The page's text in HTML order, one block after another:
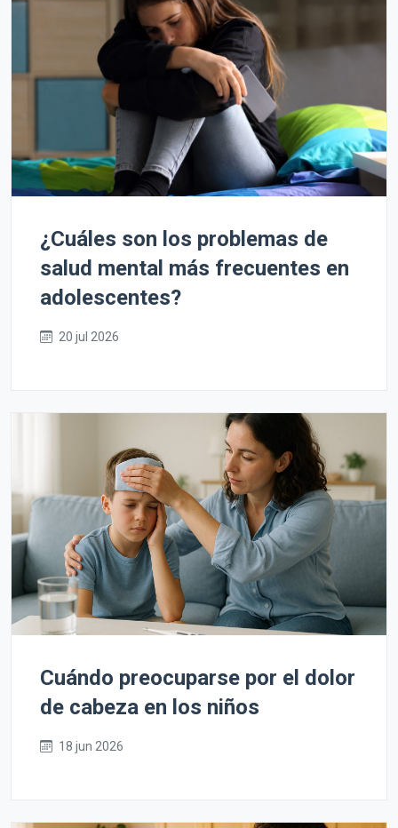
¿Cuáles son los problemas de
salud mental más frecuentes en
adolescentes?
20 jul 2026
Cuándo preocuparse por el dolor
de cabeza en los niños
18 jun 2026